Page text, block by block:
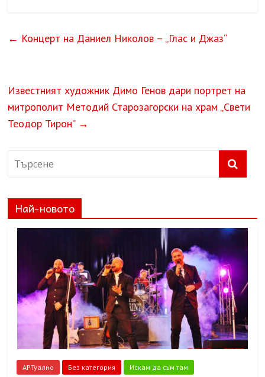
← Концерт на Даниел Николов – „Глас и Джаз“
Известният художник Димо Генов дари портрет на
митрополит Методий Старозагорски на храм „Свети
Теодор Тирон” →
Най-новото
АРТуално Без категория Искам да съм там